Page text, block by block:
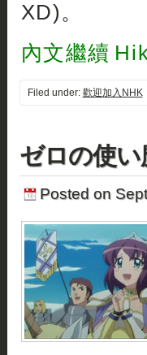
XD)。
內文繼續
Filed under: 歡迎加入NHK｜
ゼロの使い
Posted on